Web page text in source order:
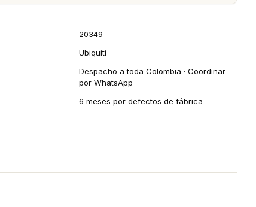
20349
Ubiquiti
Despacho a toda Colombia · Coordinar
por WhatsApp
6 meses por defectos de fábrica